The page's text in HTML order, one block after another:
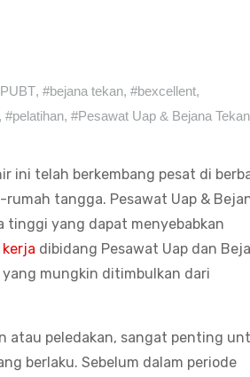
, #bejana tekan, #bexcellent,
, #pelatihan, #Pesawat Uap & Bejana Tekan
ini telah berkembang pesat di
tangga. Pesawat Uap &
tinggi yang dapat menyebabkan
dibidang Pesawat Uap dan
yang mungkin ditimbulkan dari
peledakan, sangat penting
berlaku. Sebelum dalam periode